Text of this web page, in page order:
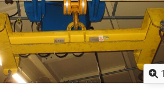
1